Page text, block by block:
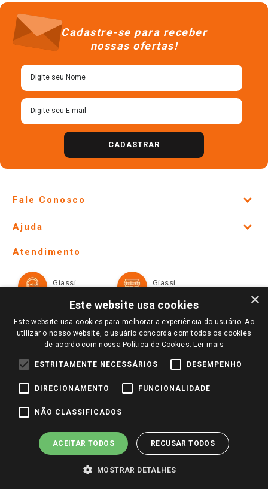
Cadastre-se para receber
nossas ofertas!
CADASTRAR
Fale Conosco
Lojas Físicas e Horários
Ofertas
Televendas
Notícias
Perguntas frequentes
Identidade Visual
Ajuda
Formas de Pagamento
Trocas e Devoluções
Atendimento
Giassi
Giassi
Redes Sociais
Pagamento e Segurança
×
Este website usa cookies
Este website usa cookies para melhorar a experiência do usuário. Ao
utilizar o nosso website, o usuário concorda com todos os cookies
de acordo com nossa Política de Cookies. Ler mais
ESTRITAMENTE NECESSÁRIOS DESEMPENHO
DIRECIONAMENTO FUNCIONALIDADE
NÃO CLASSIFICADOS
ACEITAR TODOS RECUSAR TODOS
MOSTRAR DETALHES